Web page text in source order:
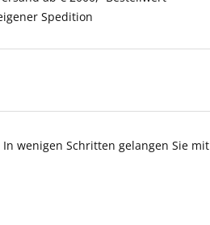
Spedition
wenigen Schritten gelangen Sie mit